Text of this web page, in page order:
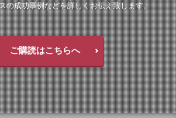
の成功事例などを詳しくお伝え致します。
ご購読はこちらへ